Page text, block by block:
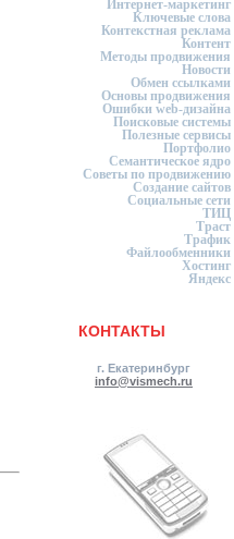
Интернет-маркетинг
Ключевые слова
Контекстная реклама
Контент
Методы продвижения
Новости
Обмен ссылками
Основы продвижения
Ошибки web-дизайна
Поисковые системы
Полезные сервисы
Портфолио
Семантическое ядро
Советы по продвижению
Создание сайтов
Социальные сети
ТИЦ
Траст
Трафик
Файлообменники
Хостинг
Яндекс
КОНТАКТЫ
г. Екатеринбург
info@vismech.ru